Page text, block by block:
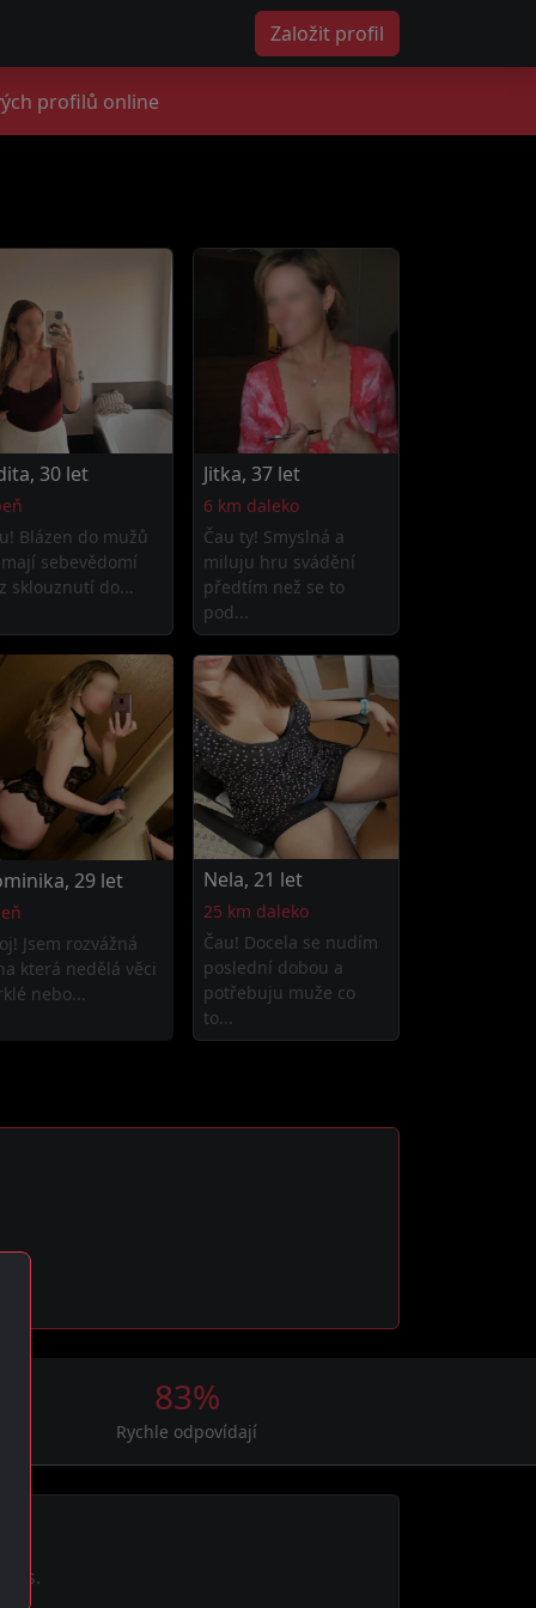
Založit profil
profilů online
30 let
Blázen do mužů
sebevědomí
sklouznutí do...
Jitka, 37 let
6 km daleko
Čau ty! Smyslná a
miluju hru svádění
předtím než se to
pod...
29 let
Jsem rozvážná
která nedělá věci
nebo...
Nela, 21 let
25 km daleko
Čau! Docela se nudím
poslední dobou a
potřebuju muže co
to...
83%
Rychle odpovídají